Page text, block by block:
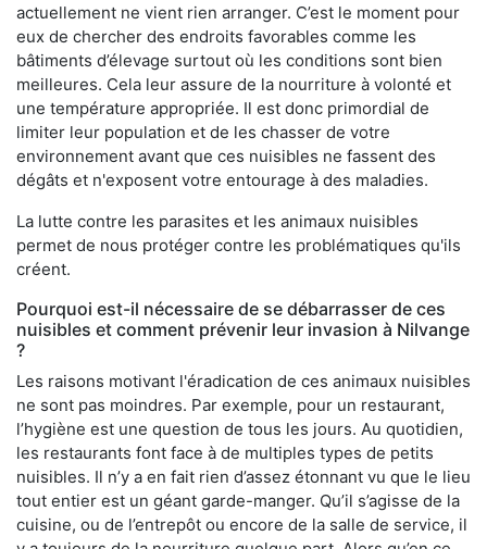
actuellement ne vient rien arranger. C’est le moment pour
eux de chercher des endroits favorables comme les
bâtiments d’élevage surtout où les conditions sont bien
meilleures. Cela leur assure de la nourriture à volonté et
une température appropriée. Il est donc primordial de
limiter leur population et de les chasser de votre
environnement avant que ces nuisibles ne fassent des
dégâts et n'exposent votre entourage à des maladies.
La lutte contre les parasites et les animaux nuisibles
permet de nous protéger contre les problématiques qu'ils
créent.
Pourquoi est-il nécessaire de se débarrasser de ces
nuisibles et comment prévenir leur invasion à Nilvange
?
Les raisons motivant l'éradication de ces animaux nuisibles
ne sont pas moindres. Par exemple, pour un restaurant,
l’hygiène est une question de tous les jours. Au quotidien,
les restaurants font face à de multiples types de petits
nuisibles. Il n’y a en fait rien d’assez étonnant vu que le lieu
tout entier est un géant garde-manger. Qu’il s’agisse de la
cuisine, ou de l’entrepôt ou encore de la salle de service, il